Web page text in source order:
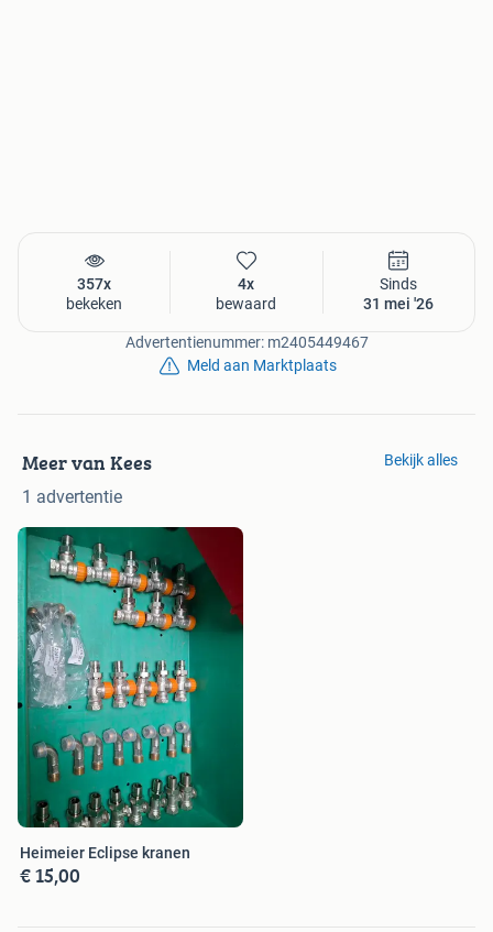
357x
bekeken
4x
bewaard
Sinds
31 mei '26
Advertentienummer: m2405449467
Meld aan Marktplaats
Meer van Kees
1 advertentie
Bekijk alles
Heimeier Eclipse kranen
€ 15,00